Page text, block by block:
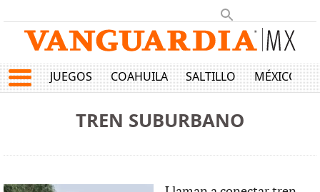
JUEGOS COAHUILA SALTILLO MÉXICO
TREN SUBURBANO